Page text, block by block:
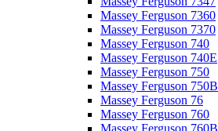
Massey Ferguson 7360
Massey Ferguson 7370
Massey Ferguson 740
Massey Ferguson 740E
Massey Ferguson 750
Massey Ferguson 750B
Massey Ferguson 76
Massey Ferguson 760
Massey Ferguson 760B